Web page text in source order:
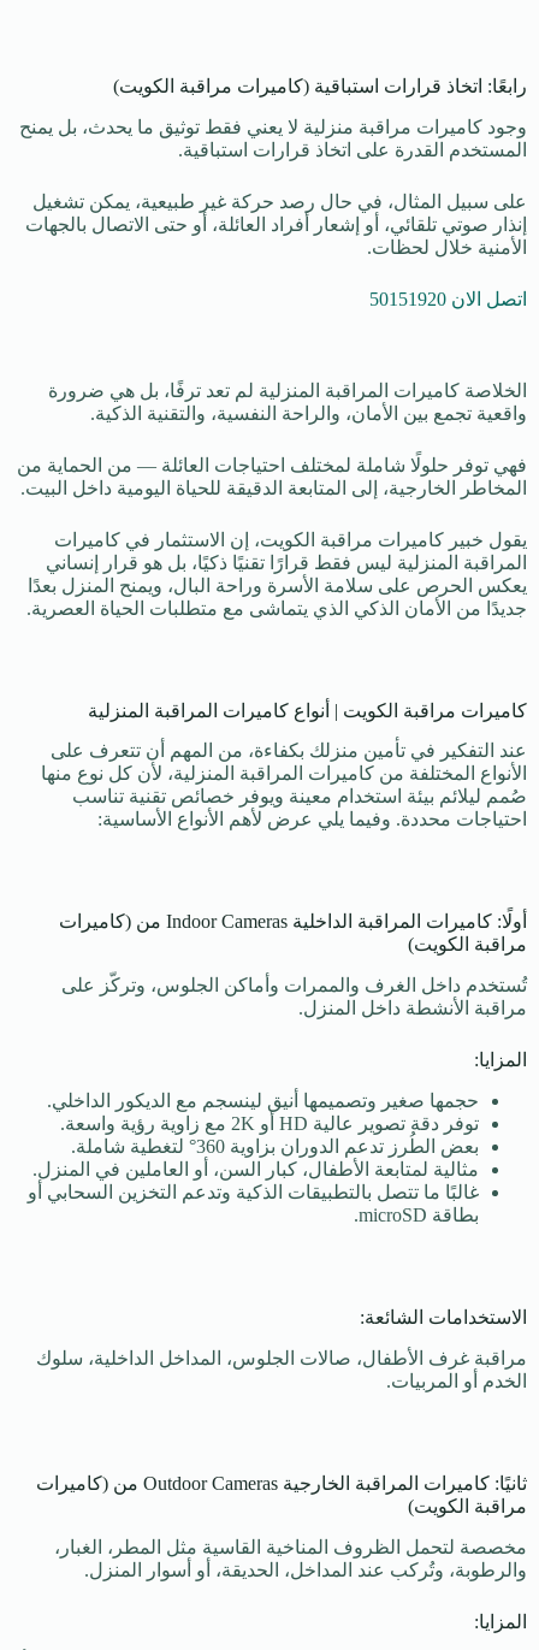
رابعًا: اتخاذ قرارات استباقية (كاميرات مراقبة الكويت)
وجود كاميرات مراقبة منزلية لا يعني فقط توثيق ما يحدث، بل يمنح
المستخدم القدرة على اتخاذ قرارات استباقية.
على سبيل المثال، في حال رصد حركة غير طبيعية، يمكن تشغيل
إنذار صوتي تلقائي، أو إشعار أفراد العائلة، أو حتى الاتصال بالجهات
الأمنية خلال لحظات.
اتصل الان 50151920
الخلاصة كاميرات المراقبة المنزلية لم تعد ترفًا، بل هي ضرورة
واقعية تجمع بين الأمان، والراحة النفسية، والتقنية الذكية.
فهي توفر حلولًا شاملة لمختلف احتياجات العائلة — من الحماية من
المخاطر الخارجية، إلى المتابعة الدقيقة للحياة اليومية داخل البيت.
يقول خبير كاميرات مراقبة الكويت، إن الاستثمار في كاميرات
المراقبة المنزلية ليس فقط قرارًا تقنيًا ذكيًا، بل هو قرار إنساني
يعكس الحرص على سلامة الأسرة وراحة البال، ويمنح المنزل بعدًا
جديدًا من الأمان الذكي الذي يتماشى مع متطلبات الحياة العصرية.
كاميرات مراقبة الكويت | أنواع كاميرات المراقبة المنزلية
عند التفكير في تأمين منزلك بكفاءة، من المهم أن تتعرف على
الأنواع المختلفة من كاميرات المراقبة المنزلية، لأن كل نوع منها
صُمم ليلائم بيئة استخدام معينة ويوفر خصائص تقنية تناسب
احتياجات محددة. وفيما يلي عرض لأهم الأنواع الأساسية:
أولًا: كاميرات المراقبة الداخلية Indoor Cameras من (كاميرات
مراقبة الكويت)
تُستخدم داخل الغرف والممرات وأماكن الجلوس، وتركّز على
مراقبة الأنشطة داخل المنزل.
المزايا:
حجمها صغير وتصميمها أنيق لينسجم مع الديكور الداخلي.
توفر دقة تصوير عالية HD أو 2K مع زاوية رؤية واسعة.
بعض الطُرز تدعم الدوران بزاوية 360° لتغطية شاملة.
مثالية لمتابعة الأطفال، كبار السن، أو العاملين في المنزل.
غالبًا ما تتصل بالتطبيقات الذكية وتدعم التخزين السحابي أو
بطاقة microSD.
الاستخدامات الشائعة:
مراقبة غرف الأطفال، صالات الجلوس، المداخل الداخلية، سلوك
الخدم أو المربيات.
ثانيًا: كاميرات المراقبة الخارجية Outdoor Cameras من (كاميرات
مراقبة الكويت)
مخصصة لتحمل الظروف المناخية القاسية مثل المطر، الغبار،
والرطوبة، وتُركب عند المداخل، الحديقة، أو أسوار المنزل.
المزايا: